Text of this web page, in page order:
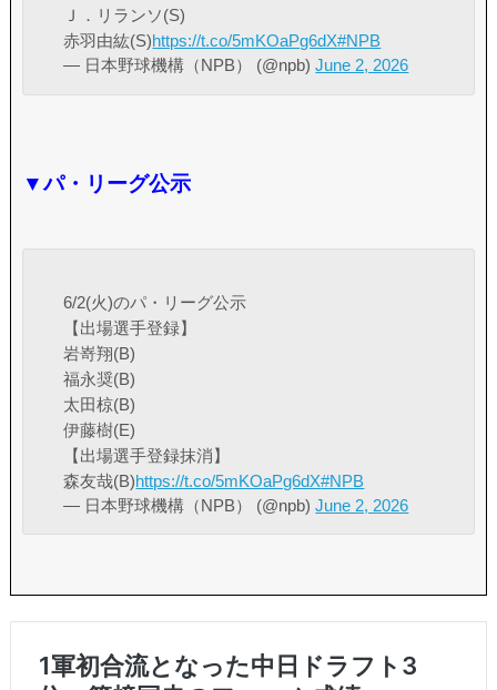
Ｊ．リランソ(S)
赤羽由紘(S)https://t.co/5mKOaPg6dX#NPB
— 日本野球機構（NPB） (@npb)June 2, 2026
▼パ・リーグ公示
6/2(火)のパ・リーグ公示
【出場選手登録】
岩嵜翔(B)
福永奨(B)
太田椋(B)
伊藤樹(E)
【出場選手登録抹消】
森友哉(B)https://t.co/5mKOaPg6dX#NPB
— 日本野球機構（NPB） (@npb)June 2, 2026